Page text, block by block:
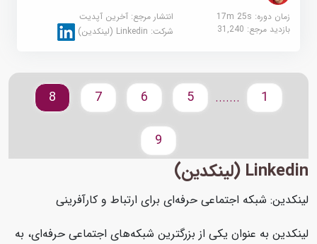
زمان دوره: 17m 25s
انتشار مرجع:آخرین آپدیت
بازدید مرجع:31,240 شرکت:Linkedin (لینکدین)
.......
Linkedin (لینکدین)
لینکدین: شبکه اجتماعی حرفه‌ای برای ارتباط و کارآفرینی
لینکدین به عنوان یکی از بزرگترین شبکه‌های اجتماعی حرفه‌ای، به